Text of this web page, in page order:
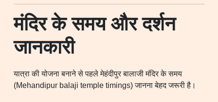
मंदिर के समय और दर्शन
जानकारी
यात्रा की योजना बनाने से पहले मेहंदीपुर बालाजी मंदिर के समय
(Mehandipur balaji temple timings) जानना बेहद जरूरी है।